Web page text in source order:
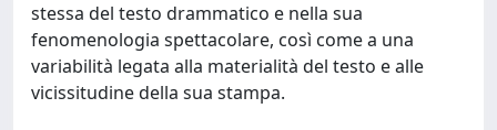
stessa del testo drammatico e nella sua
fenomenologia spettacolare, così come a una
variabilità legata alla materialità del testo e alle
vicissitudine della sua stampa.